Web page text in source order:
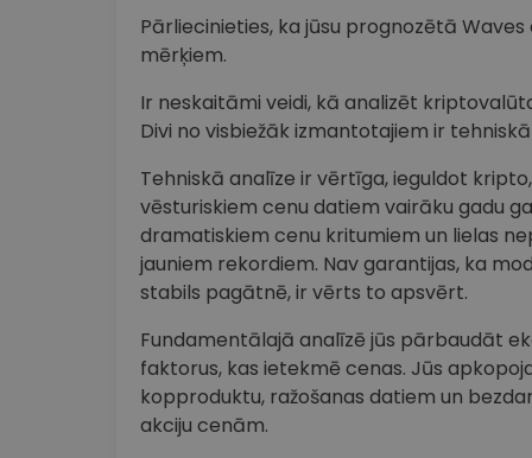
Pārliecinieties, ka jūsu prognozētā
mērķiem.
Ir neskaitāmi veidi, kā analizēt
Divi no visbiežāk izmantotajiem ir
Tehniskā analīze ir vērtīga, ieguldot
vēsturiskiem cenu datiem vairāku gadu
dramatiskiem cenu kritumiem un lielas
jauniem rekordiem. Nav garantijas, ka
stabils pagātnē, ir vērts to apsvērt.
Fundamentālajā analīzē jūs pārbaudāt
faktorus, kas ietekmē cenas. Jūs
kopproduktu, ražošanas datiem un
akciju cenām.